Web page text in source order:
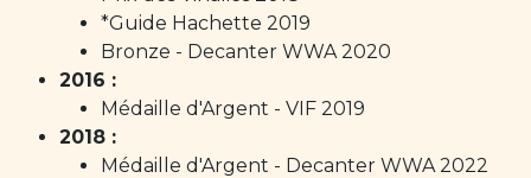
*Guide Hachette 2019
Bronze - Decanter WWA 2020
2016 :
Médaille d'Argent - VIF 2019
2018 :
Médaille d'Argent - Decanter WWA 2022